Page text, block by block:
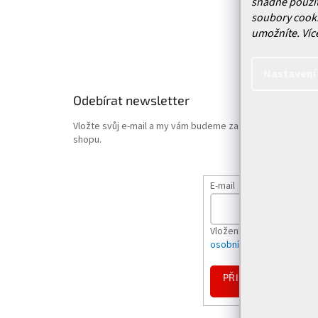
soubory
umožníte.
Odebírat newsletter
Vložte svůj e-mail a my vám budeme zasílat informace o
shopu.
E-mail
Vložením e-mailu
osobních údajů
PŘIHLÁSIT